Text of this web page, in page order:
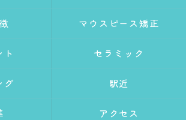
マウスピース矯正
セラミック
グ 駅近
アクセス